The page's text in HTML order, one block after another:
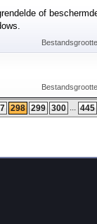
of
298 299 300 ... 445